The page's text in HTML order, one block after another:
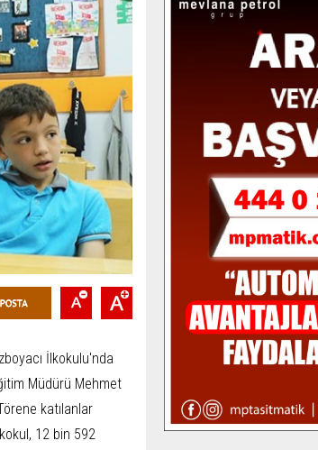
İlkokulu'nda
Müdürü Mehmet
katılanlar
12 bin 592